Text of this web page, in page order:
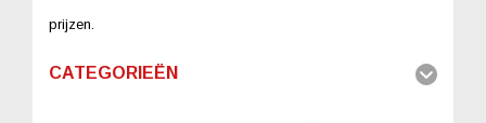
prijzen.
CATEGORIEËN